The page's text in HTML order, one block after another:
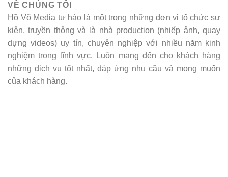
VỀ CHÚNG TÔI
Hồ Võ Media tự hào là một trong những đơn vị tổ chức sự
kiện, truyền thông và là nhà production (nhiếp ảnh, quay
dựng videos) uy tín, chuyên nghiệp với nhiều năm kinh
nghiệm trong lĩnh vực. Luôn mang đến cho khách hàng
những dịch vụ tốt nhất, đáp ứng nhu cầu và mong muốn
của khách hàng.